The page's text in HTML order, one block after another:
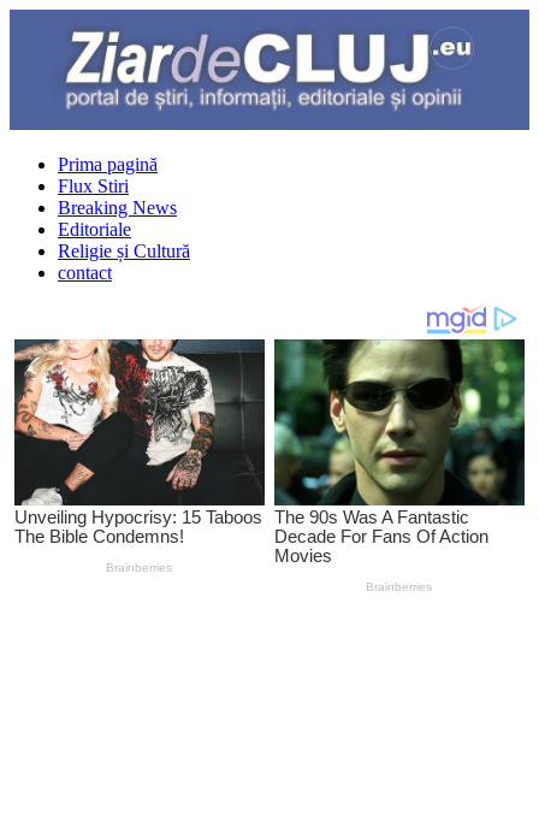
Prima pagină
Flux Stiri
Breaking News
Editoriale
Religie și Cultură
contact